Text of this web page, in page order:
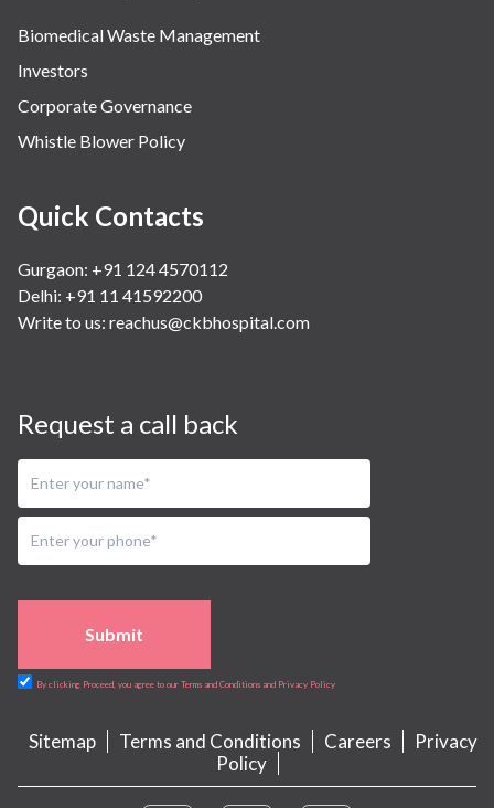
Biomedical Waste Management
Investors
Corporate Governance
Whistle Blower Policy
Quick Contacts
Gurgaon: +91 124 4570112
Delhi: +91 11 41592200
Write to us: reachus@ckbhospital.com
Request a call back
Submit
By clicking Proceed, you agree to our Terms and Conditions and Privacy Policy
Sitemap Terms and Conditions Careers
Privacy
Policy